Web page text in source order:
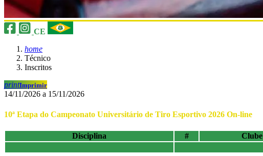
CE
home
Técnico
Inscritos
printImprimir
14/11/2026 a 15/11/2026
10ª Etapa do Campeonato Universitário de Tiro Esportivo 2026 On-line
Disciplina # Clube